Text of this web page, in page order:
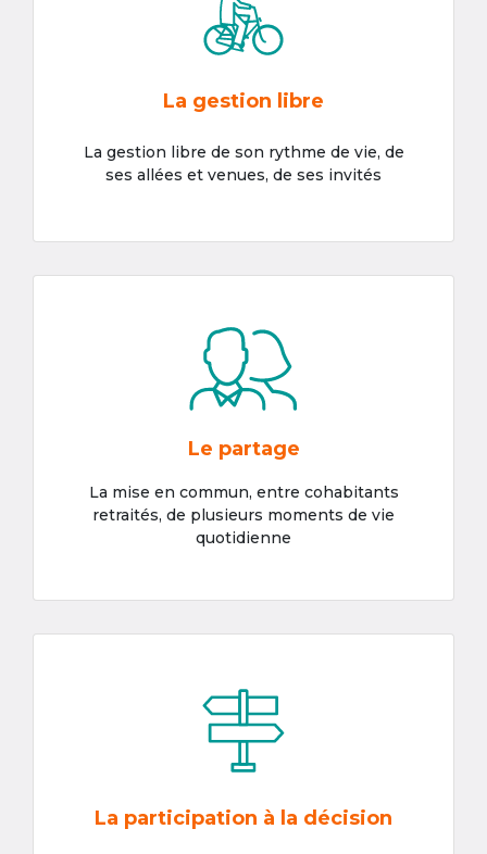
La gestion libre
La gestion libre de son rythme de vie, de
ses allées et venues, de ses invités
Le partage
La mise en commun, entre cohabitants
retraités, de plusieurs moments de vie
quotidienne
La participation à la décision